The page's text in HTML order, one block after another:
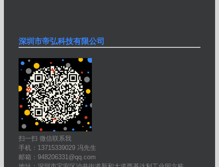
深圳市帝弘科技有限公司
扫一扫 微信联系我
手机：13715339029 冯先生
邮箱：948206331@qq.com